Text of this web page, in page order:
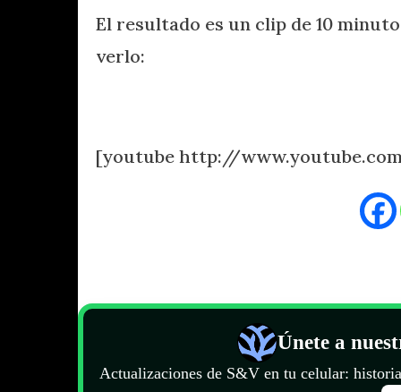
El resultado es un clip de 10
verlo:
[youtube http://
Únete a
Actualizaciones de S&V en tu celular: